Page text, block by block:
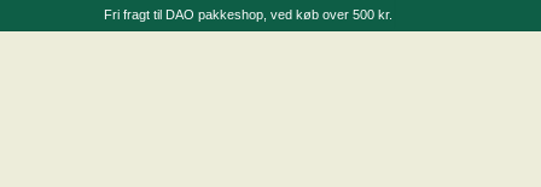
Fri fragt til DAO pakkeshop, ved køb over 500 kr.